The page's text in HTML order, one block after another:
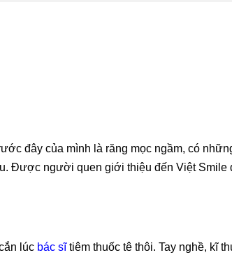
đây của mình là răng mọc ngầm, có
Được người quen giới thiệu đến Việt Smile
lúc bác sĩtiêm thuốc tê thôi. Tay nghề, kĩ